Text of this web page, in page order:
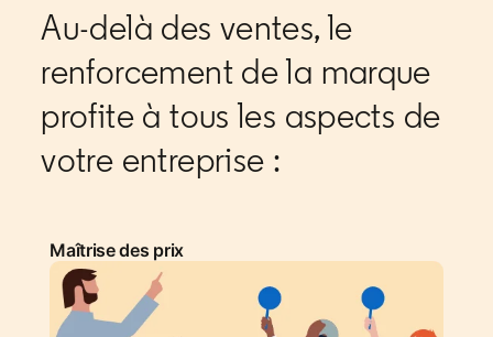
Au-delà des ventes, le
renforcement de la marque
profite à tous les aspects de
votre entreprise :
Maîtrise des prix